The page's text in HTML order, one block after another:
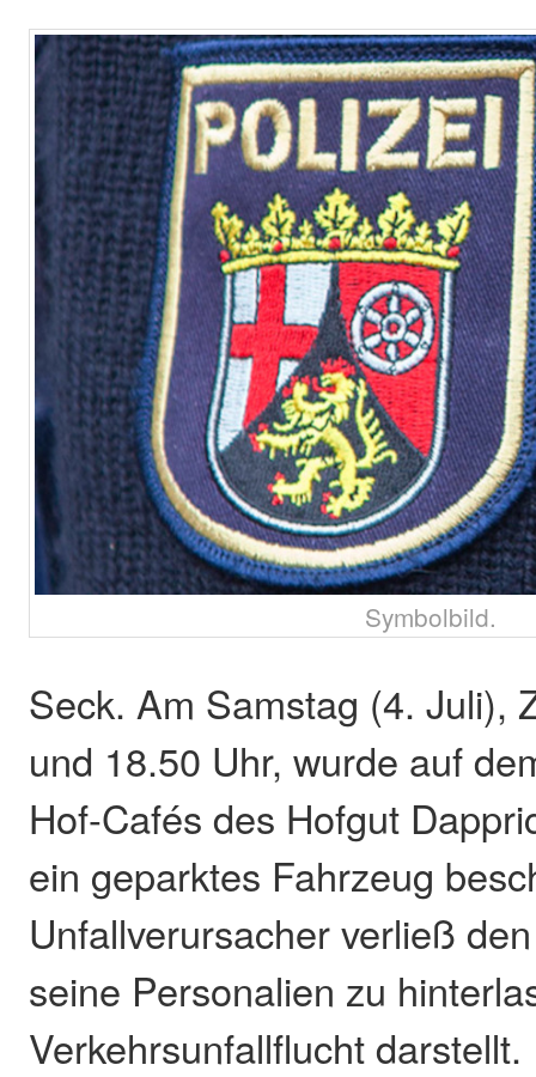
Symbolbild.
Seck. Am Samstag (4. Juli),
und 18.50 Uhr, wurde auf
Hof-Cafés des Hofgut
ein geparktes Fahrzeug
Unfallverursacher verließ
seine Personalien zu
Verkehrsunfallflucht darstellt.